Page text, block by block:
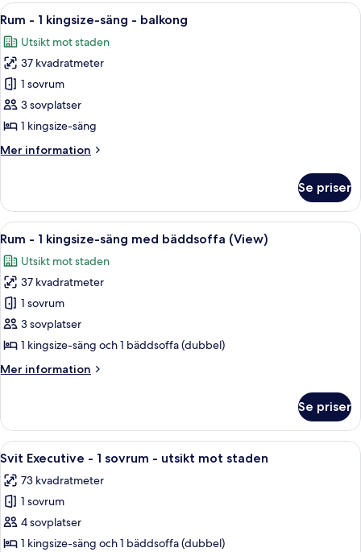
sovrum
Öppna
alla
foton
för
Rum
-
1
säng
Ett hotellrum med en stor säng, ett
6
Rum - 1 kingsize-säng - balkong
Utsikt mot staden
37 kvadratmeter
1 sovrum
3 sovplatser
1 kingsize-säng
Mer information
Mer
-
kingsize-
-
balkong
Se priser
Öppna
alla
foton
för
Rum
-
1
säng
(View)
Ett hotellrum med en stor säng, ett
7
Rum - 1 kingsize-säng med bäddsoffa (View)
Utsikt mot staden
37 kvadratmeter
1 sovrum
3 sovplatser
1 kingsize-säng och 1 bäddsoffa (dubbel)
Mer information
Mer
-
kingsize-
med
bäddsoffa
Se priser
Öppna
alla
foton
för
Svit
Executive
Ett hotellrum med en soffa, en fåtölj
7
Svit Executive - 1 sovrum - utsikt mot staden
73 kvadratmeter
1 sovrum
4 sovplatser
1 kingsize-säng och 1 bäddsoffa (dubbel)